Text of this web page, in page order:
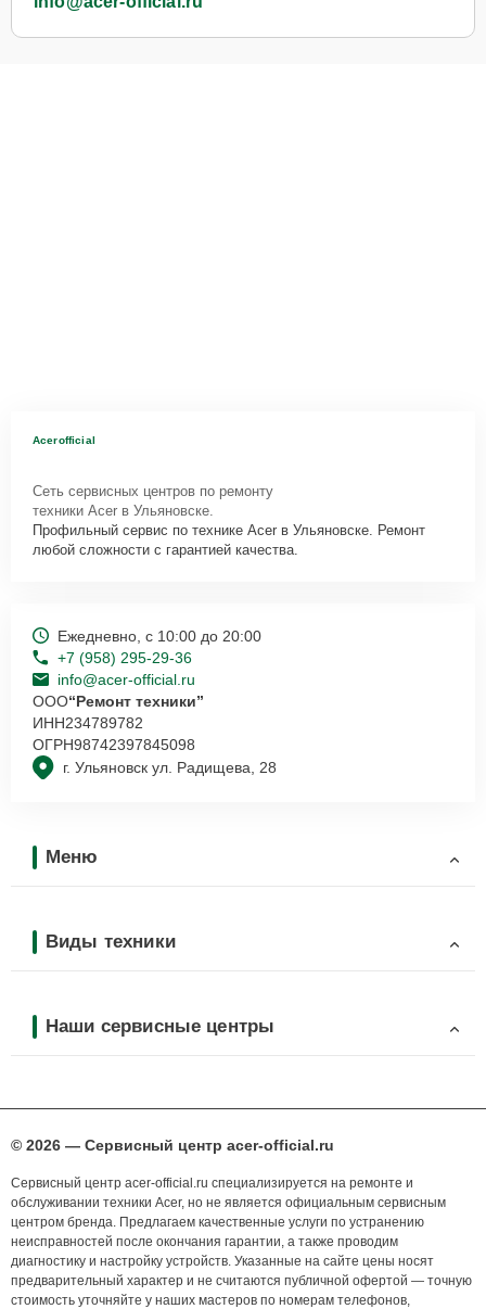
Acerofficial
Сеть сервисных центров по ремонту
техники Acer в Ульяновске.
Профильный сервис по технике Acer в Ульяновске. Ремонт
любой сложности с гарантией качества.
г. Ульяновск ул. Радищева, 28
Ежедневно, с 10:00 до 20:00
+7 (958) 295-29-36
info@acer-official.ru
ООО“Ремонт техники”
ИНН234789782
ОГРН98742397845098
Меню
Виды техники
Наши сервисные центры
© 2026 — Сервисный центр acer-official.ru
Сервисный центр acer-official.ru специализируется на ремонте и
обслуживании техники Acer, но не является официальным сервисным
центром бренда. Предлагаем качественные услуги по устранению
неисправностей после окончания гарантии, а также проводим
диагностику и настройку устройств. Указанные на сайте цены носят
предварительный характер и не считаются публичной офертой — точную
стоимость уточняйте у наших мастеров по номерам телефонов,